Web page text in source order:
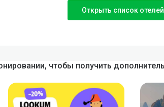
Открыть список
чтобы получить